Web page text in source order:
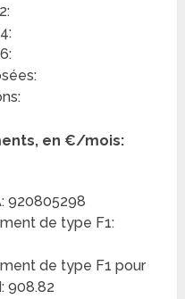
en €/mois:
920805298
de type F1:
de type F1 pour
908.82